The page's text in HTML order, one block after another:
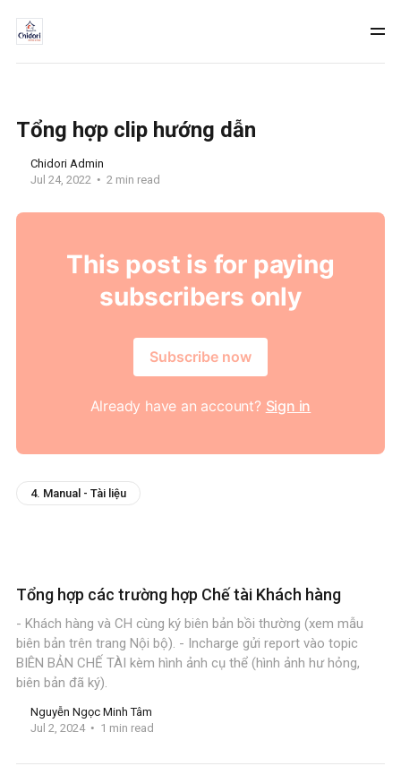
Tổng hợp clip hướng dẫn
Chidori Admin
Jul 24, 2022
2 min read
This post is for paying
subscribers only
Subscribe now
Already have an account? Sign in
4. Manual - Tài liệu
Tổng hợp các trường hợp Chế tài Khách hàng
- Khách hàng và CH cùng ký biên bản bồi thường (xem mẫu
biên bản trên trang Nội bộ). - Incharge gửi report vào topic
BIÊN BẢN CHẾ TÀI kèm hình ảnh cụ thể (hình ảnh hư hỏng,
biên bản đã ký).
Nguyễn Ngọc Minh Tâm
Jul 2, 2024
1 min read